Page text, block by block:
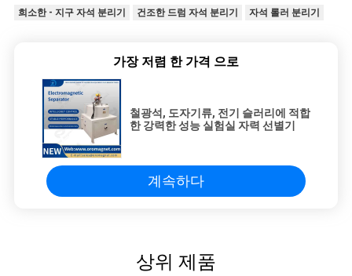
희소한 - 지구 자석 분리기 건조한 드럼 자석 분리기 자석 롤러 분리기
가장 저렴 한 가격 으로
철광석, 도자기류, 전기 슬러리에 적합
한 강력한 성능 실험실 자력 선별기
계속하다
상위 제품